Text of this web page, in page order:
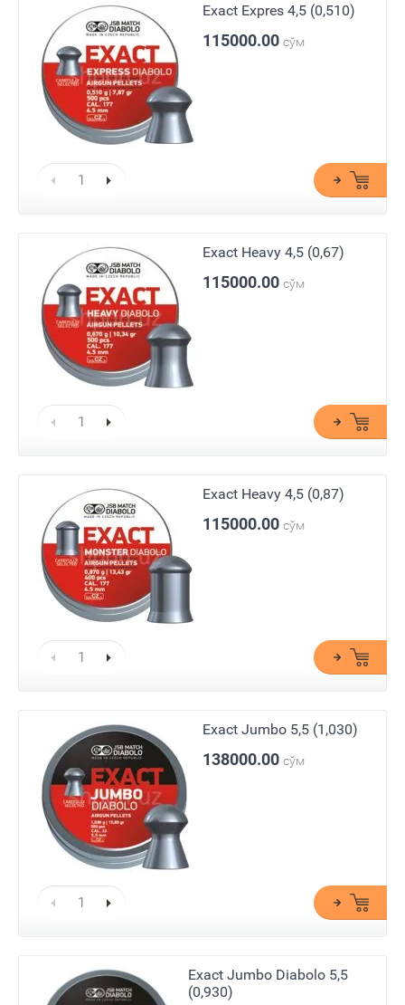
Exact Expres 4,5 (0,510)
115000.00 сўм
Exact Heavy 4,5 (0,67)
115000.00 сўм
Exact Heavy 4,5 (0,87)
115000.00 сўм
Exact Jumbo 5,5 (1,030)
138000.00 сўм
Exact Jumbo Diabolo 5,5
(0,930)